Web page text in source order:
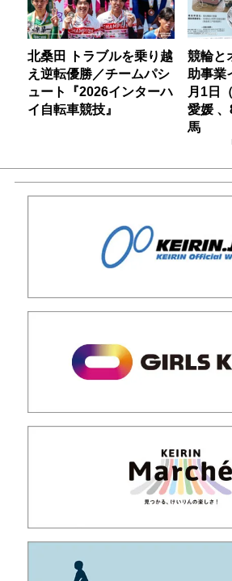
北桑田 トラブルを乗り越
え逆転優勝／チームパシ
ュート『2026インターハ
イ自転車競技』
競輪と
助事業
月1日
愛媛
馬